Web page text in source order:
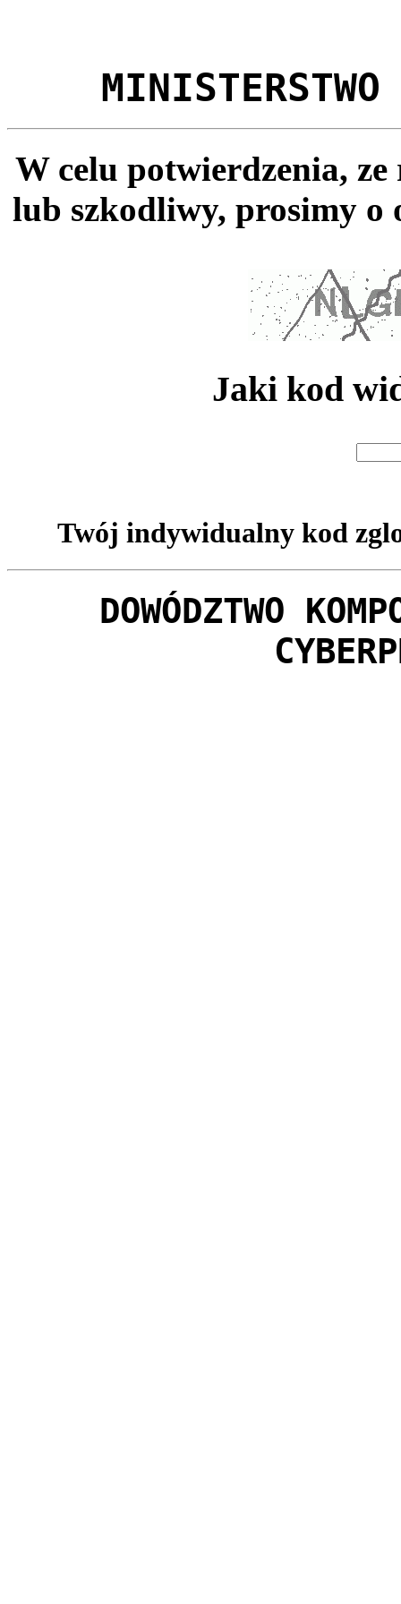
MINISTERSTWO
W celu potwierdzenia,
lub szkodliwy, prosimy o
Jaki kod
Twój indywidualny kod
DOWÓDZTWO